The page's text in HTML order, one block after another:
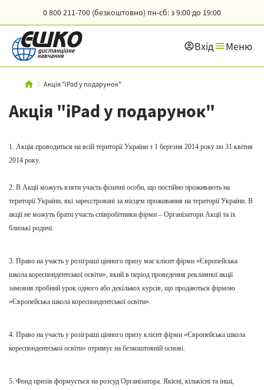
0 800 211-700 (безкоштовно) пн-сб: з 9:00 до 19:00
Вхід Меню
Акція "iPad у подарунок"
Акція "iPad у подарунок"
1. Акція проводиться на всій території України з 1 березня 2014 року по 31 квітня
2014 року.
2. В Акції можуть взяти участь фізичні особи, що постійно проживають на
території України, які зареєстровані за місцем проживання на території України. В
акції не можуть брати участь співробітники фірми – Організатори Акції та їх
близькі родичі.
3. Право на участь у розіграші цінного призу має клієнт фірми «Європейська
школа кореспондентської освіти», який в період проведення рекламної акції
замовив пробний урок одного або декількох курсів, що продаються фірмою
«Європейська школа кореспондентської освіти».
4. Право на участь у розіграші цінного призу клієнт фірми «Європейська школа
кореспондентської освіти» отримує на безкоштовній основі.
5. Фонд призів формується на розсуд Організатора. Якісні, кількісні та інші,